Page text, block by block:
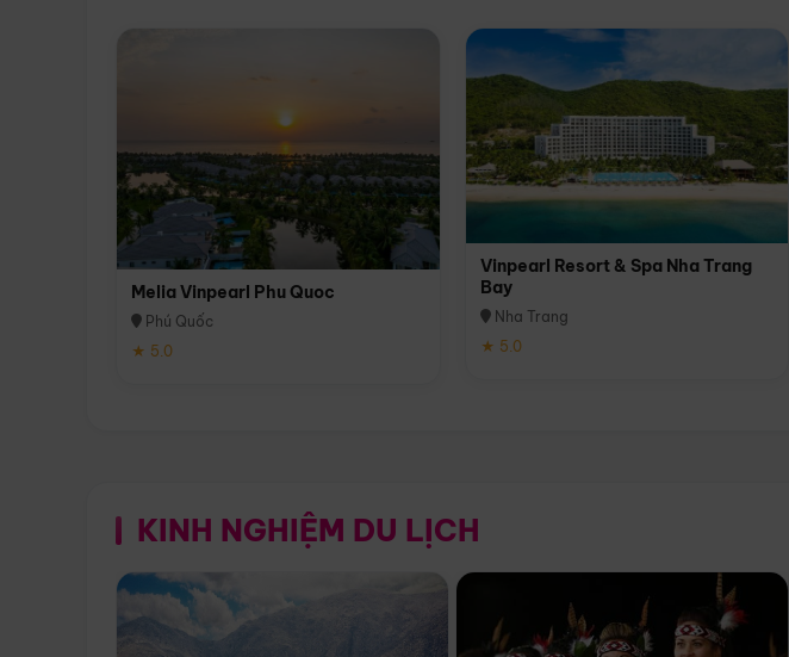
Melia Vinpearl Phu Quoc
Phú Quốc
★ 5.0
Vinpearl Resort & Spa Nha Trang
Bay
Nha Trang
★ 5.0
KINH NGHIỆM DU LỊCH